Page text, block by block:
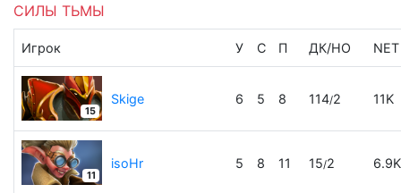
СИЛЫ ТЬМЫ
Игрок У С П ДК/НО NET
15
Skige 6 5 8 114/2 11K
11
isoHr 5 8 11 15/2 6.9K